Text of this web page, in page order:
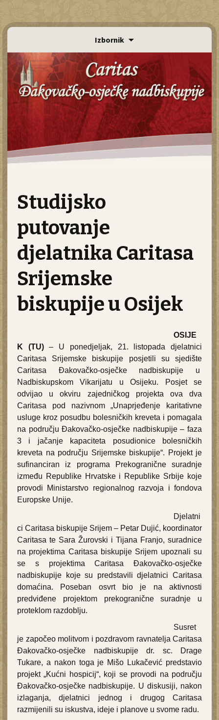
Izbornik
Studijsko
putovanje
djelatnika Caritasa
Srijemske
biskupije u Osijek
OSIJE
K (TU)– U ponedjeljak, 21. listopada djelatnici
Caritasa Srijemske biskupije posjetili su sjedište
Caritasa Đakovačko-osječke nadbiskupije u
Nadbiskupskom Vikarijatu u Osijeku. Posjet se
odvijao u okviru zajedničkog projekta ova dva
Caritasa pod nazivnom „Unaprjeđenje karitativne
usluge kroz posudbu bolesničkih kreveta i pomagala
na području Đakovačko-osječke nadbiskupije – faza
3 i jačanje kapaciteta posudionice bolesničkih
kreveta na području Srijemske biskupije“. Projekt je
sufinanciran iz programa Prekogranične suradnje
između Republike Hrvatske i Republike Srbije koje
provodi Ministarstvo regionalnog razvoja i fondova
Europske Unije.
Djelatni
ci Caritasa biskupije Srijem – Petar Dujić, koordinator
Caritasa te Sara Žurovski i Tijana Franjo, suradnice
na projektima Caritasa biskupije Srijem upoznali su
se s projektima Caritasa Đakovačko-osječke
nadbiskupije koje su predstavili djelatnici Caritasa
domaćina. Poseban osvrt bio je na aktivnosti
predviđene projektom prekogranične suradnje u
proteklom razdoblju.
Susret
je započeo molitvom i pozdravom ravnatelja Caritasa
Đakovačko-osječke nadbiskupije dr. sc. Drage
Tukare, a nakon toga je Mišo Lukačević predstavio
projekt „Kućni hospicij“, koji se provodi na području
Đakovačko-osječke nadbiskupije. U diskusiji, nakon
izlaganja, djelatnici jednog i drugog Caritasa
razmijenili su iskustva, ideje i planove u svome radu.